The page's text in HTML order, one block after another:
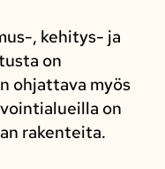
, kehitys- ja
on
ohjattava myös
on
rakenteita.